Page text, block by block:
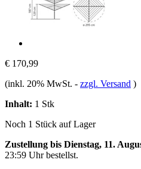
€ 170,99
(inkl. 20% MwSt. - zzgl. Versand )
Inhalt: 1 Stk
Noch 1 Stück auf Lager
Zustellung bis Dienstag, 11.
23:59 Uhrbestellst.